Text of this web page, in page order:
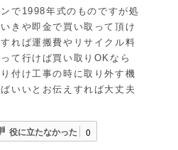
で1998年式のものですが処
きや即金で買い取って頂け
れば運搬費やリサイクル料
て行けば買い取りOKなら
付け工事の時に取り外す機
いいとお伝えすれば大丈夫
役に立たなかった 0